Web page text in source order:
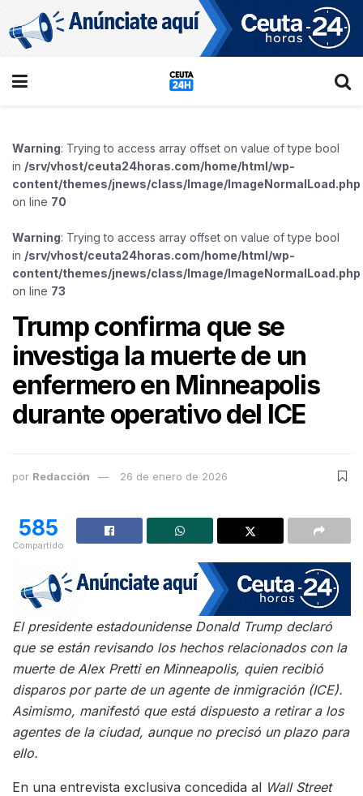
Warning: Trying to access array offset on value of type bool
in /srv/vhost/ceuta24horas.com/home/html/wp-
content/themes/jnews/class/Image/ImageNormalLoad.php
on line 70
Warning: Trying to access array offset on value of type bool
in /srv/vhost/ceuta24horas.com/home/html/wp-
content/themes/jnews/class/Image/ImageNormalLoad.php
on line 73
Trump confirma que se
investiga la muerte de un
enfermero en Minneapolis
durante operativo del ICE
por Redacción 26 de enero de 2026
585
Compartido
El presidente estadounidense Donald Trump declaró
que se están revisando los hechos relacionados con la
muerte de Alex Pretti en Minneapolis, quien recibió
disparos por parte de un agente de inmigración (ICE).
Asimismo, manifestó que está dispuesto a retirar a los
agentes de la ciudad, aunque no precisó un plazo para
ello.
En una entrevista exclusiva concedida al Wall Street